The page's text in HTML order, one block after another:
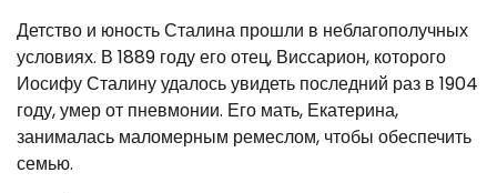
Детство и юность Сталина прошли в неблагополучных
условиях. В 1889 году его отец, Виссарион, которого
Иосифу Сталину удалось увидеть последний раз в 1904
году, умер от пневмонии. Его мать, Екатерина,
занималась маломерным ремеслом, чтобы обеспечить
семью.